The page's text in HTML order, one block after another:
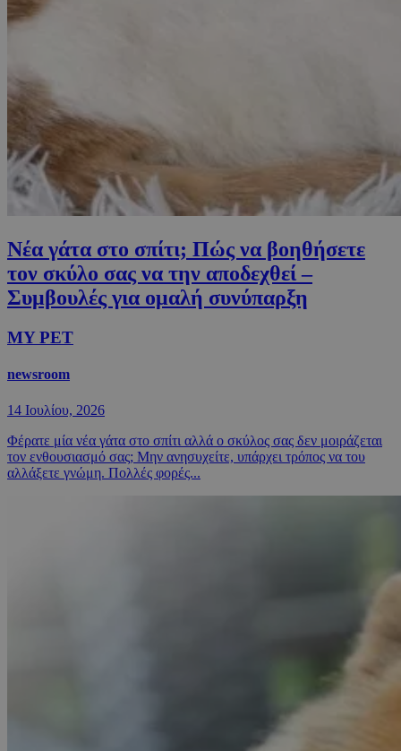
Νέα γάτα στο σπίτι; Πώς να βοηθήσετε
τον σκύλο σας να την αποδεχθεί –
Συμβουλές για ομαλή συνύπαρξη
MY PET
newsroom
14 Ιουλίου, 2026
Φέρατε μία νέα γάτα στο σπίτι αλλά ο σκύλος σας δεν μοιράζεται
τον ενθουσιασμό σας; Μην ανησυχείτε, υπάρχει τρόπος να του
αλλάξετε γνώμη. Πολλές φορές...